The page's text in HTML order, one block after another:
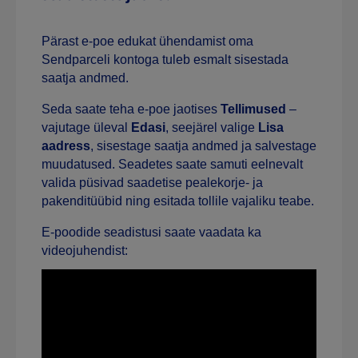
Pärast e-poe edukat ühendamist oma
Sendparceli kontoga tuleb esmalt sisestada
saatja andmed.
Seda saate teha e-poe jaotises Tellimused –
vajutage üleval
Edasi, seejärel valige Lisa
aadress, sisestage saatja andmed ja salvestage
muudatused. Seadetes saate samuti eelnevalt
valida püsivad saadetise pealekorje- ja
pakenditüübid ning esitada tollile vajaliku teabe.
E-poodide seadistusi saate vaadata ka
videojuhendist: